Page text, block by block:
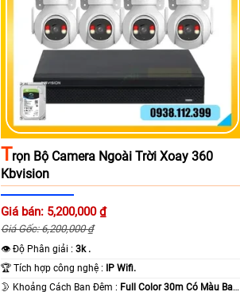
TRọn Bộ Camera Ngoài Trời Xoay 360
Kbvision
Giá bán: 5,200,000 ₫
Giá Gốc: 6,200,000 ₫
👁 Độ Phân giải :3k .
🏆 Tích hợp công nghệ :
IP Wifi.
🌛 Khoảng Cách Ban Đêm : Full Color 30m Có Màu Ban